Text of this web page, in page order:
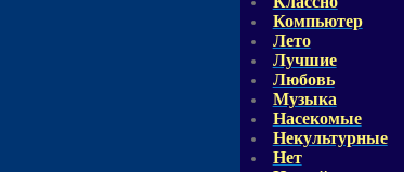
Компьютер
Лето
Лучшие
Любовь
Музыка
Насекомые
Некультурные
Нет